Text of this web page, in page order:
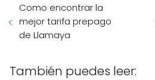
Como encontrar la
mejor tarifa prepago
de Llamaya
También puedes leer: